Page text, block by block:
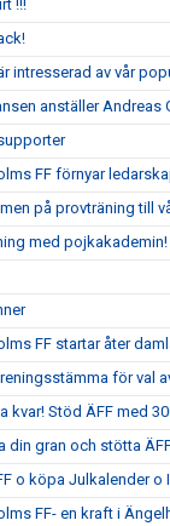
!!!
intresserad av vår
anställer
FF förnyar
på provträning till
med pojkakademin!
FF startar åter
för val
kvar! Stöd ÄFF med
din gran och stötta
o köpa Julkalender o
FF- en kraft i